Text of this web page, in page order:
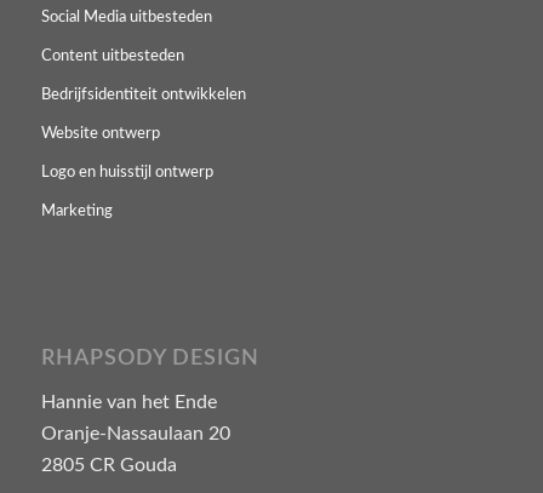
Social Media uitbesteden
Content uitbesteden
Bedrijfsidentiteit ontwikkelen
Website ontwerp
Logo en huisstijl ontwerp
Marketing
RHAPSODY DESIGN
Hannie van het Ende
Oranje-Nassaulaan 20
2805 CR Gouda